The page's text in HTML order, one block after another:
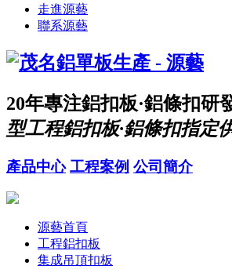
走進源藝
聯系源藝
20年專注鋁扣板·鋁條扣研
型工程鋁扣板·鋁條扣指定
產品中心 工程案例 公司簡介
源藝首頁
工程鋁扣板
集成吊頂扣板